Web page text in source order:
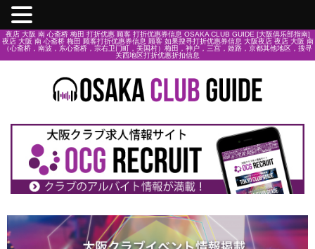
夜店 大阪 南 心斋桥 梅田 打折优惠 顾客 打折优惠券信息 OSAKA CLUB GUIDE [大阪俱乐部指南]
夜店 大阪 南 心斋桥 梅田 顾客打折优惠券信息 顾客 如果搜寻打折优惠券信息 大阪夜店 夜店 大阪 南
（心斋桥，南波，东心斋桥，宗右卫门町，美国村）梅田，神户，三宫，姫路，京都其他地区，搜寻
关西地区打折优惠折扣信息